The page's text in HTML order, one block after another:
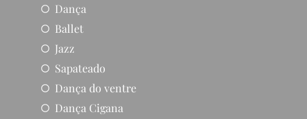
Dança
Ballet
Jazz
Sapateado
Dança do ventre
Dança Cigana